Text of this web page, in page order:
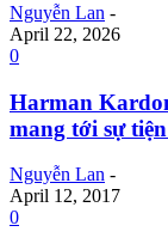
Nguyễn Lan -
April 22, 2026
0
Harman
mang tới sự
Nguyễn Lan -
April 12, 2017
0